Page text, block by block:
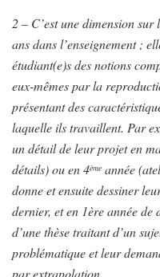
2 – C’est une dimension
ans dans l’enseignement ;
étudiant(e)s des notions
eux-mêmes par la
présentant des
laquelle ils travaillent. Par
un détail de leur projet en
détails) ou en 4ème année
donne et ensuite dessiner
dernier, et en 1ère année
d’une thèse traitant d’un
problématique et leur
par extrapolation.